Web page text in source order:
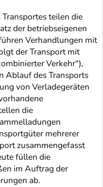
teilen die
der betriebseigenen
Verhandlungen mit
der Transport mit
Verkehr"),
Ablauf des Transports
von Verladegeräten
die
mehrerer
zusammengefasst
füllen die
im Auftrag der
ab.